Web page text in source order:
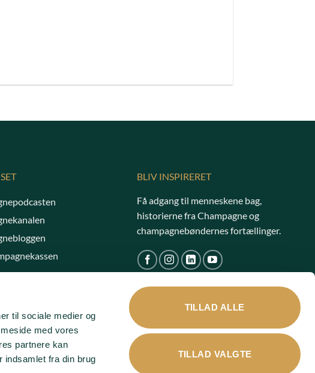
til sociale medier og
med vores
partnere kan
indsamlet fra din brug
TILLAD ALLE
TILLAD VALGTE
BLIV INSPIRERET
Få adgang til menneskene bag,
historierne fra Champagne og
champagnebøndernes fortællinger.